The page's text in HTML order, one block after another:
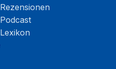
Rezensionen
Podcast
Lexikon